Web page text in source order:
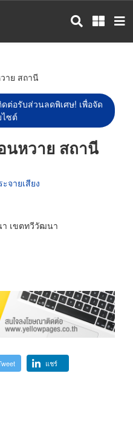
าย สถานี
ต่อรับส่วนลดพิเศษ! เพื่อจัด
ไซต์
นหวาย สถานี
จายเสียง
เขตทวีวัฒนา
แชร์